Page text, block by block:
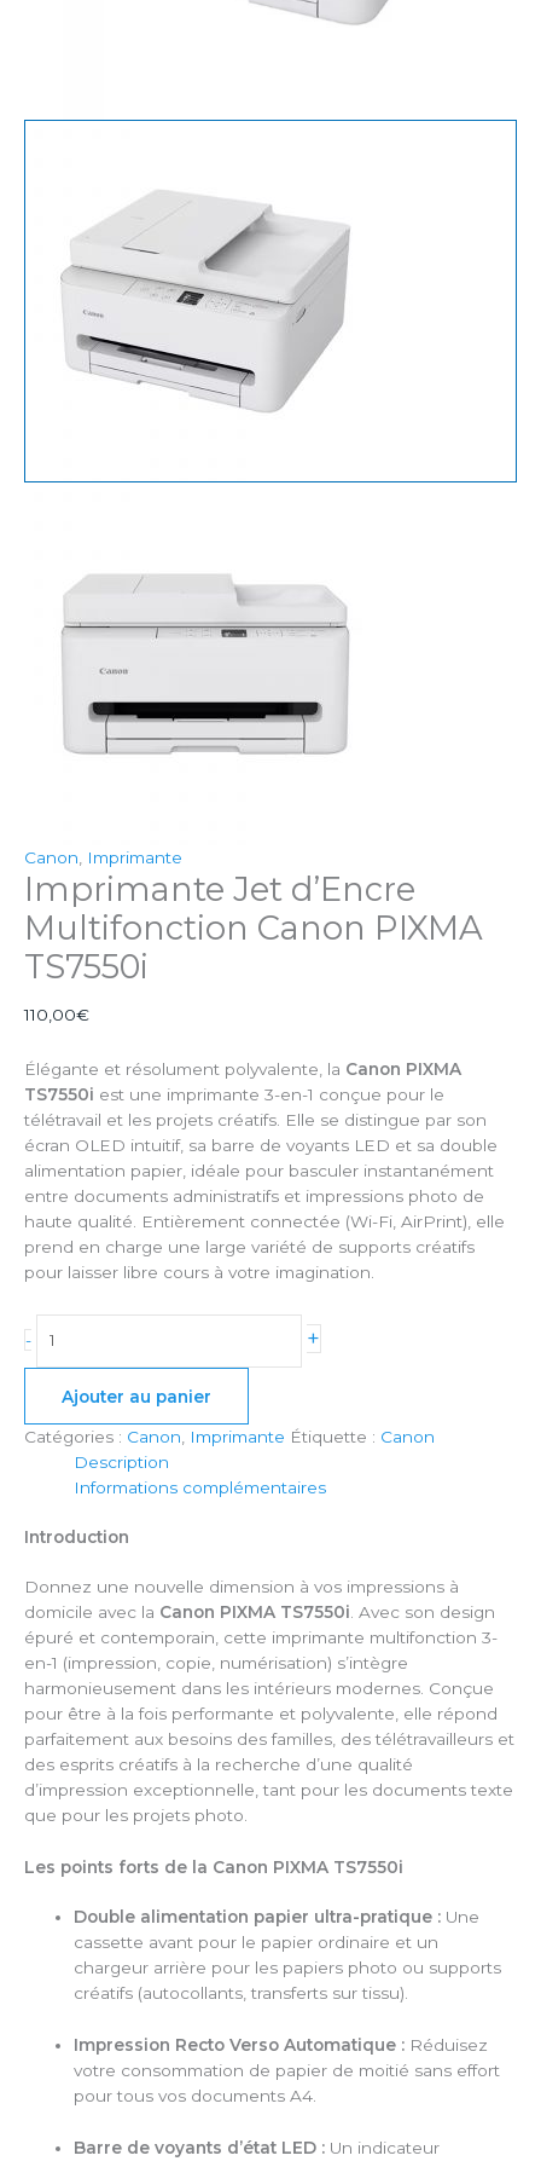
Canon Imprimante
Imprimante Jet d’Encre
Multifonction Canon PIXMA
TS7550i
110,00€
Élégante et résolument polyvalente, la Canon PIXMA
TS7550i est une imprimante 3-en-1 conçue pour le
télétravail et les projets créatifs. Elle se distingue par son
écran OLED intuitif, sa barre de voyants LED et sa double
alimentation papier, idéale pour basculer instantanément
entre documents administratifs et impressions photo de
haute qualité. Entièrement connectée (Wi-Fi, AirPrint), elle
prend en charge une large variété de supports créatifs
pour laisser libre cours à votre imagination.
- +
Ajouter au panier
Catégories : Canon Imprimante Étiquette : Canon
Description
Informations complémentaires
Introduction
Donnez une nouvelle dimension à vos impressions à
domicile avec la Canon PIXMA TS7550i. Avec son design
épuré et contemporain, cette imprimante multifonction 3-
en-1 (impression, copie, numérisation) s’intègre
harmonieusement dans les intérieurs modernes. Conçue
pour être à la fois performante et polyvalente, elle répond
parfaitement aux besoins des familles, des télétravailleurs et
des esprits créatifs à la recherche d’une qualité
d’impression exceptionnelle, tant pour les documents texte
que pour les projets photo.
Les points forts de la Canon PIXMA TS7550i
Double alimentation papier ultra-pratique : Une
cassette avant pour le papier ordinaire et un
chargeur arrière pour les papiers photo ou supports
créatifs (autocollants, transferts sur tissu).
Impression Recto Verso Automatique : Réduisez
votre consommation de papier de moitié sans effort
pour tous vos documents A4.
Barre de voyants d’état LED : Un indicateur